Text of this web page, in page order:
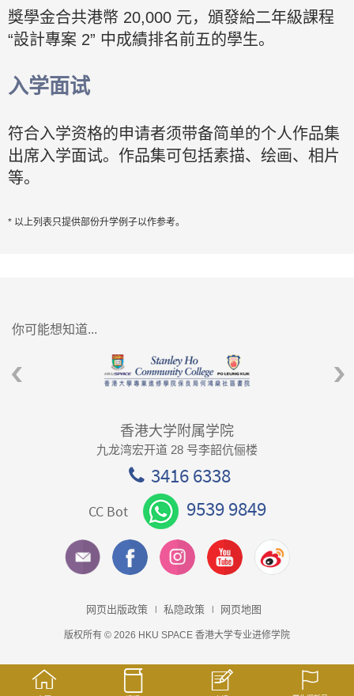
獎學金合共港幣 20,000 元，頒發給二年級課程
“設計專案 2” 中成績排名前五的學生。
入学面试
符合入学资格的申请者须带备简单的个人作品集
出席入学面试。作品集可包括素描、绘画、相片
等。
* 以上列表只提供部份升学例子以作参考。
你可能想知道...
香港大学附属学院
九龙湾宏开道 28 号李韶伉俪楼
3416 6338
CC Bot 9539 9849
网页出版政策 私隐政策 网页地图
版权所有 © 2026 HKU SPACE 香港大学专业进修学院